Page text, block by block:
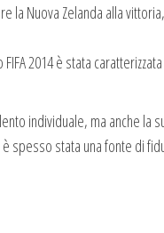
la Nuova Zelanda alla
2014 è stata
individuale, ma anche la
spesso stata una fonte di